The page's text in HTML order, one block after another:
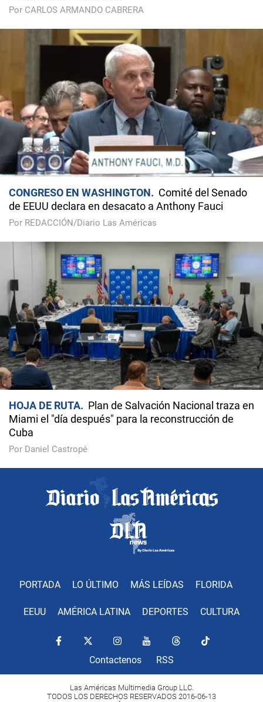
Por CARLOS ARMANDO CABRERA
CONGRESO EN WASHINGTON
Comité del Senado
de EEUU declara en desacato a Anthony Fauci
Por REDACCIÓN/Diario Las Américas
HOJA DE RUTA
Plan de Salvación Nacional traza en
Miami el "día después" para la reconstrucción de
Cuba
Por Daniel Castropé
PORTADA LO ÚLTIMO MÁS LEÍDAS FLORIDA
EEUU AMÉRICA LATINA DEPORTES CULTURA
Contactenos RSS
Las Américas Multimedia Group LLC.
TODOS LOS DERECHOS RESERVADOS 2016-06-13